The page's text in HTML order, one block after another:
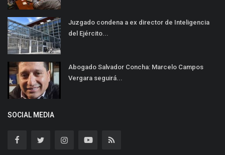
Juzgado condena a ex director de Inteligencia
del Ejército...
Abogado Salvador Concha: Marcelo Campos
Vergara seguirá...
SOCIAL MEDIA